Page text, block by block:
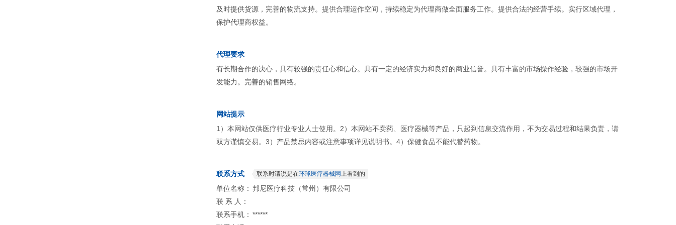
及时提供货源，完善的物流支持。提供合理运作空间，持续稳定为代理商做全面服务工作。提供合法的经营手续。实行区域代理，
保护代理商权益。
代理要求
有长期合作的决心，具有较强的责任心和信心。具有一定的经济实力和良好的商业信誉。具有丰富的市场操作经验，较强的市场开
发能力。完善的销售网络。
网站提示
1）本网站仅供医疗行业专业人士使用。2）本网站不卖药、医疗器械等产品，只起到信息交流作用，不为交易过程和结果负责，请
双方谨慎交易。3）产品禁忌内容或注意事项详见说明书。4）保健食品不能代替药物。
联系方式 联系时请说是在环球医疗器械网上看到的
单位名称： 邦尼医疗科技（常州）有限公司
联 系 人：
联系手机： ******